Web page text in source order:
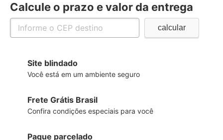
Calcule o prazo e valor da entrega
Site blindado
Você está em um ambiente seguro
Frete Grátis Brasil
Confira condições especiais para você
Pague parcelado